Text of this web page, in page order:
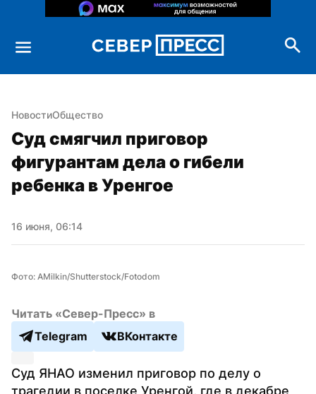
НовостиОбщество
Суд смягчил приговор
фигурантам дела о гибели
ребенка в Уренгое
16 июня, 06:14
Фото: AMilkin/Shutterstock/Fotodom
Читать «Север-Пресс» в
Telegram
ВКонтакте
Суд ЯНАО изменил приговор по делу о
трагедии в поселке Уренгой, где в декабре